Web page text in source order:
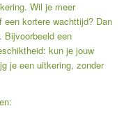
Wil je meer
kortere wachttijd? Dan
Bijvoorbeeld een
kun je jouw
je een uitkering, zonder